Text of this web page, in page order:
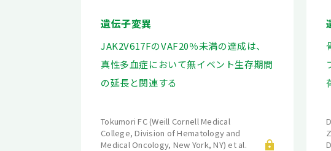
遺伝子変異
JAK2V617FのVAF20％未満の達成は、
真性多血症において無イベント生存期間
の延長と関連する
Tokumori FC (Weill Cornell Medical
College, Division of Hematology and
Medical Oncology, New York, NY) et al.